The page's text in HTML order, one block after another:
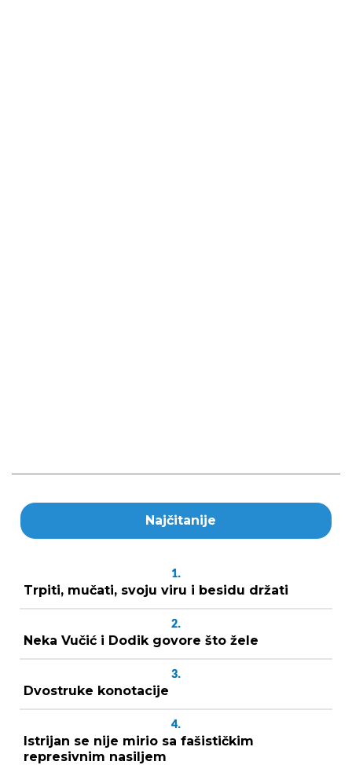
Najčitanije
1.
Trpiti, mučati, svoju viru i besidu držati
2.
Neka Vučić i Dodik govore što žele
3.
Dvostruke konotacije
4.
Istrijan se nije mirio sa fašističkim
represivnim nasiljem